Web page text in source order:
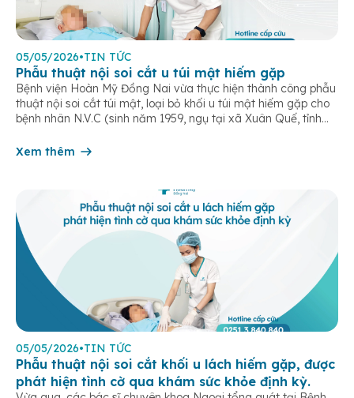
05/05/2026•TIN TỨC
Phẫu thuật nội soi cắt u túi mật hiếm gặp
Bệnh viện Hoàn Mỹ Đồng Nai vừa thực hiện thành công phẫu
thuật nội soi cắt túi mật, loại bỏ khối u túi mật hiếm gặp cho
bệnh nhân N.V.C (sinh năm 1959, ngụ tại xã Xuân Quế, tỉnh
thượng vị kéo dài, kèm […]
Xem thêm
05/05/2026•TIN TỨC
Phẫu thuật nội soi cắt khối u lách hiếm gặp, được
phát hiện tình cờ qua khám sức khỏe định kỳ.